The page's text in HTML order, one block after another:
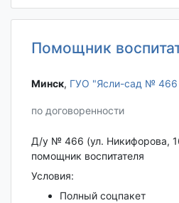
Помощник
Минск‎, ГУО "Ясли-сад № 466
по договоренности
Д/у № 466 (ул. Никифорова,
помощник воспитателя
Условия:
Полный соцпакет